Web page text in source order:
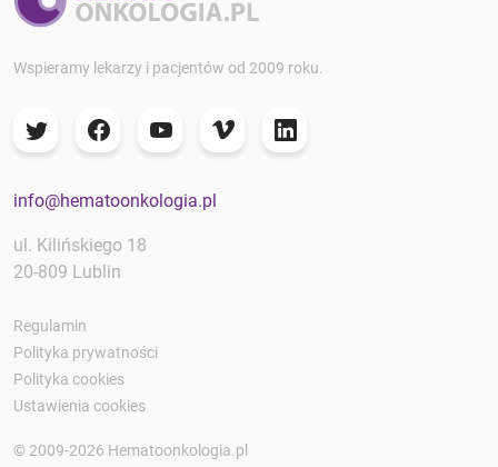
Wspieramy lekarzy i pacjentów od 2009 roku.
info@hematoonkologia.pl
ul. Kilińskiego 18
20-809 Lublin
Regulamin
Polityka prywatności
Polityka cookies
Ustawienia cookies
© 2009-2026 Hematoonkologia.pl